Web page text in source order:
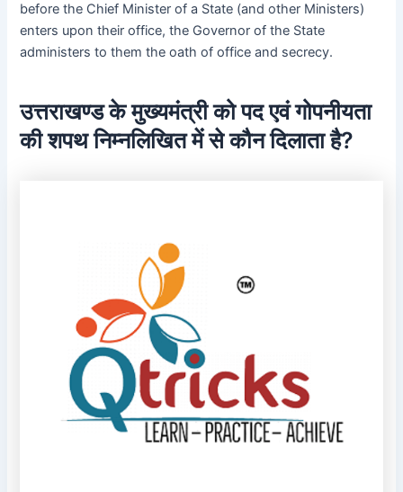
before the Chief Minister of a State (and other Ministers)
enters upon their office, the Governor of the State
administers to them the oath of office and secrecy.
उत्तराखण्ड के मुख्यमंत्री को पद एवं गोपनीयता
की शपथ निम्नलिखित में से कौन दिलाता है?